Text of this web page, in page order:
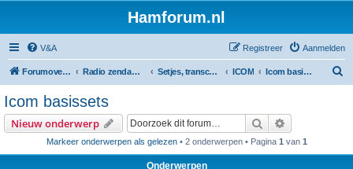
Hamforum.nl
V&A Aanmelden
Registreer
Forumoverzicht Radio zendamateur, luisteramateur en elektronica zelfbouw Setjes, transceivers, portofoons, ontvangers, mods, tips, etc ICOM Icom basissets
Icom basissets
Nieuw onderwerp Zoek
Markeer onderwerpen als gelezen• 2 onderwerpen • Pagina 1 van 1
Onderwerpen